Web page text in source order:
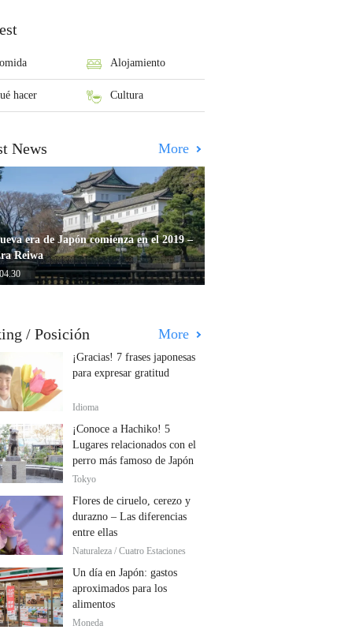
Alojamiento
hacer Cultura
News More
era de Japón comienza en el 2019 –
Reiwa
/ Posición More
¡Gracias! 7 frases japonesas
para expresar gratitud
Idioma
¡Conoce a Hachiko! 5
Lugares relacionados con el
perro más famoso de Japón
Tokyo
Flores de ciruelo, cerezo y
durazno – Las diferencias
entre ellas
Naturaleza / Cuatro Estaciones
Un día en Japón: gastos
aproximados para los
alimentos
Moneda